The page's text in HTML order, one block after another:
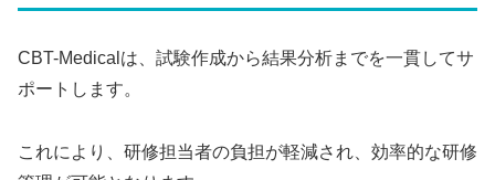
CBT-Medicalは、試験作成から結果分析までを一貫してサ
ポートします。
これにより、研修担当者の負担が軽減され、効率的な研修